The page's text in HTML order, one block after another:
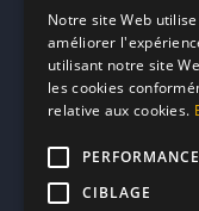
MP2
Contacts
11 rue Maurice Grandcoing
94200 Ivry-sur-Seine
Notre site Web
améliorer
utilisant notre site
les cookies
relative aux cookies.
PERFORMANCE
CIBLAGE